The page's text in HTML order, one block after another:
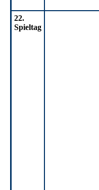
22.
Spieltag